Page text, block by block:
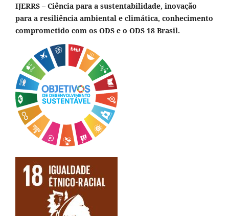
IJERRS – Ciência para a sustentabilidade, inovação
para a resiliência ambiental e climática, conhecimento
comprometido com os ODS e o ODS 18 Brasil.